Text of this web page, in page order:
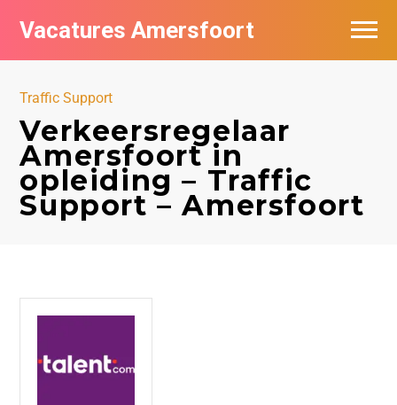
Vacatures Amersfoort
Traffic Support
Verkeersregelaar
Amersfoort in
opleiding – Traffic
Support – Amersfoort
Vacatures per bedrijf
De populairste vacatures in Amersfoort
Nieuwsbrief feed